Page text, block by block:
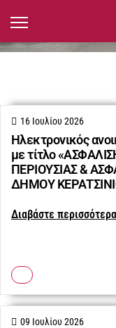
Ηλεκτρονικός
με τίτλο
ΠΕΡΙΟΥΣΙΑΣ &
ΔΗΜΟΥ
16 Ιουλίου 2026
Διαβάστε περισσότερα
09 Ιουλίου 2026